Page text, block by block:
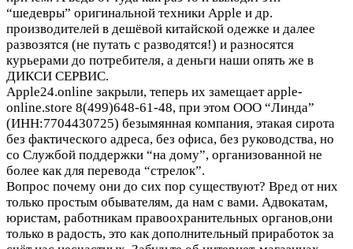
“шедевры” оригинальной техники Apple и др.
производителей в дешёвой китайской одежке и далее
развозятся (не путать с разводятся!) и разносятся
курьерами до потребителя, а деньги наши опять же в
ДИКСИ СЕРВИС.
Apple24.online закрыли, теперь их замещает apple-
online.store 8(499)648-61-48, при этом ООО “Линда”
(ИНН:7704430725) безымянная компания, этакая сирота
без фактического адреса, без офиса, без руководства, но
со Службой поддержки “на дому”, организованной не
более как для перевода “стрелок”.
Вопрос почему они до сих пор существуют? Вред от них
только простым обывателям, да нам с вами. Адвокатам,
юристам, работникам правоохранительных органов,они
только в радость, это как дополнительный приработок за